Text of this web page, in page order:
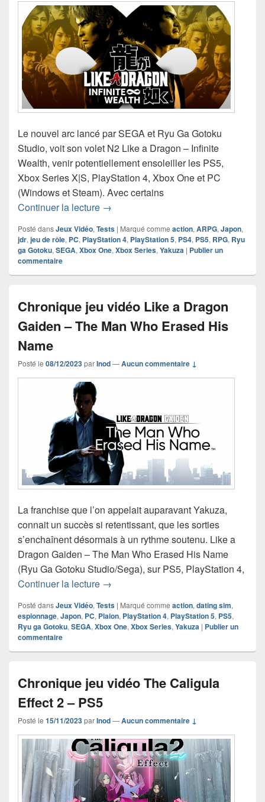
Le nouvel arc lancé par SEGA et Ryu Ga Gotoku
Studio, voit son volet N2 Like a Dragon – Infinite
Wealth, venir potentiellement ensoleiller les PS5,
Xbox Series X|S, PlayStation 4, Xbox One et PC
(Windows et Steam). Avec certains
Continuer la lecture Chronique jeu vidéo Like a Dragon –
→
Posté dansJeux Vidéo, Tests | Marqué comme action, ARPG, Japon,
jdr, jeu de rôle, PC, PlayStation 4, PlayStation 5, PS4, PS5, RPG, Ryu
ga Gotoku, SEGA, Xbox One, Xbox Series, Yakuza | Publier un
commentaire
Chronique jeu vidéo Like a Dragon
Gaiden – The Man Who Erased His
Name
Posté le 08/12/2023parInod—Aucun commentaire ↓
La franchise que l’on appelait auparavant Yakuza,
connait un succès si retentissant, que les sorties
s’enchaînent désormais à un rythme soutenu. Like a
Dragon Gaiden – The Man Who Erased His Name
(Ryu Ga Gotoku Studio/Sega), sur PS5, PlayStation 4,
Continuer la lecture Chronique jeu vidéo Like a Dragon
→
Posté dansJeux Vidéo, Tests | Marqué comme action, dating sim,
espionnage, Japon, PC, Plaion, PlayStation 4, PlayStation 5, PS5,
Ryu ga Gotoku, SEGA, Xbox One, Xbox Series, Yakuza | Publier un
commentaire
Chronique jeu vidéo The Caligula
Effect 2 – PS5
Posté le 15/11/2023parInod—Aucun commentaire ↓